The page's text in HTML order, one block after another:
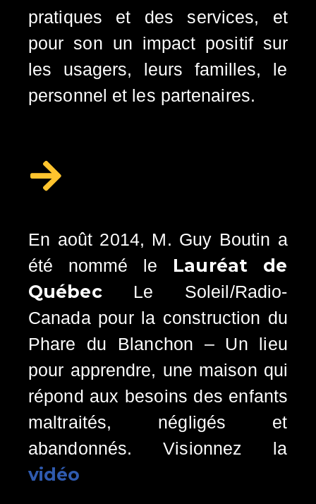
pratiques et des services, et
pour son un impact positif sur
les usagers, leurs familles, le
personnel et les partenaires.
En août 2014, M. Guy Boutin a
été nommé le Lauréat de
QuébecLe Soleil/Radio-
Canada pour la construction du
Phare du Blanchon – Un lieu
pour apprendre, une maison qui
répond aux besoins des enfants
maltraités, négligés et
abandonnés. Visionnez la
vidéo